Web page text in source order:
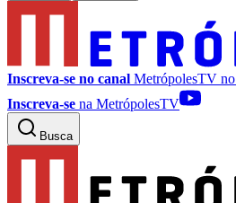
Inscreva-se no canal MetrópolesTV no
Inscreva-se na MetrópolesTV
Busca